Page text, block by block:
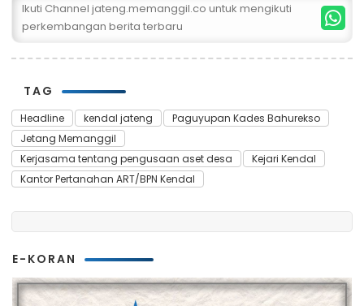
Ikuti Channel jateng.memanggil.co untuk mengikuti
perkembangan berita terbaru
TAG
Headline kendal jateng
Paguyupan Kades Bahurekso
Jetang Memanggil
Kerjasama tentang pengusaan aset desa
Kejari Kendal
Kantor Pertanahan ART/BPN Kendal
E-KORAN